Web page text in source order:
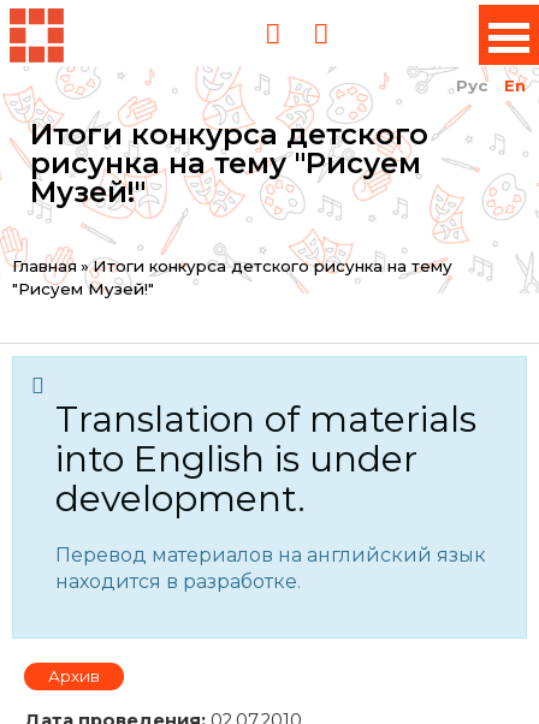
Рус En
Итоги конкурса детского
рисунка на тему "Рисуем
Музей!"
You
are
here
Главная »Итоги конкурса детского рисунка на тему
"Рисуем Музей!"
Translation of materials
into English is under
development.
Перевод материалов на английский язык
находится в разработке.
Архив